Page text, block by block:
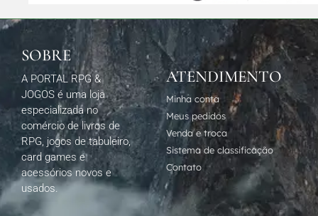
SOBRE
A PORTAL RPG &
JOGOS é uma loja
especializada no
comércio de livros de
RPG, jogos de tabuleiro,
card games e
acessórios novos e
usados.
ATENDIMENTO
Minha conta
Meus pedidos
Venda e troca
Sistema de classificação
Contato